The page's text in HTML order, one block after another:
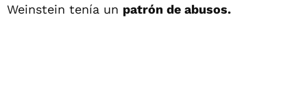
Weinstein tenía un patrón de abusos.